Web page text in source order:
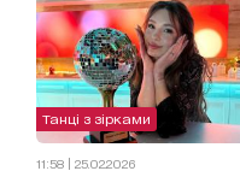
Танці з зірками
11:58 | 25.02.2026